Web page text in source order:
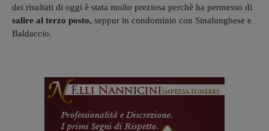
dei risultati di oggi è stata molto preziosa perchè ha permesso di
salire al terzo posto, seppur in condominio con Sinalunghese e
Baldaccio.